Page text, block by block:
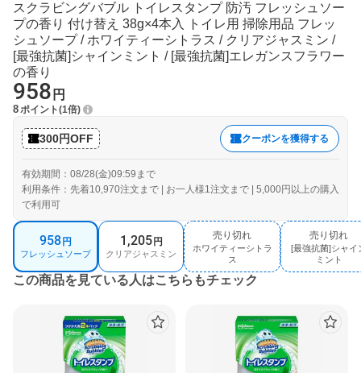
スクラビングバブル トイレスタンプ 防汚 フレッシュソー
プの香り 付け替え 38g×4本入 トイレ用 掃除用品 フレッ
シュソープ / ホワイティーシトラス / クリアジャスミン /
[最強抗菌]シャインミント / [最強抗菌]エレガンスフラワー
の香り
958 円
8ポイント 1倍
300円OFF クーポンを獲得する
有効期間：08/28(金)09:59まで
利用条件：先着10,970注文まで | お一人様1注文まで | 5,000円以上の購入
で利用可
商
品
バ
958円
フレッシュソープ
1,205円
クリアジャスミン
売
り
切
売り切れ
ホワイティーシトラ
ス
売
り
売り切れ
[最強抗菌]シャイ
ミント
この商品を見ている人はこちらもチェック